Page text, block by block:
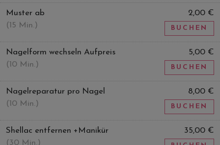
Muster ab
(15 Min.)
2,00 €
BUCHEN
Nagelform wechseln Aufpreis
(10 Min.)
5,00 €
BUCHEN
Nagelreparatur pro Nagel
(10 Min.)
8,00 €
BUCHEN
Shellac entfernen +Manikür
(30 Min.)
35,00 €